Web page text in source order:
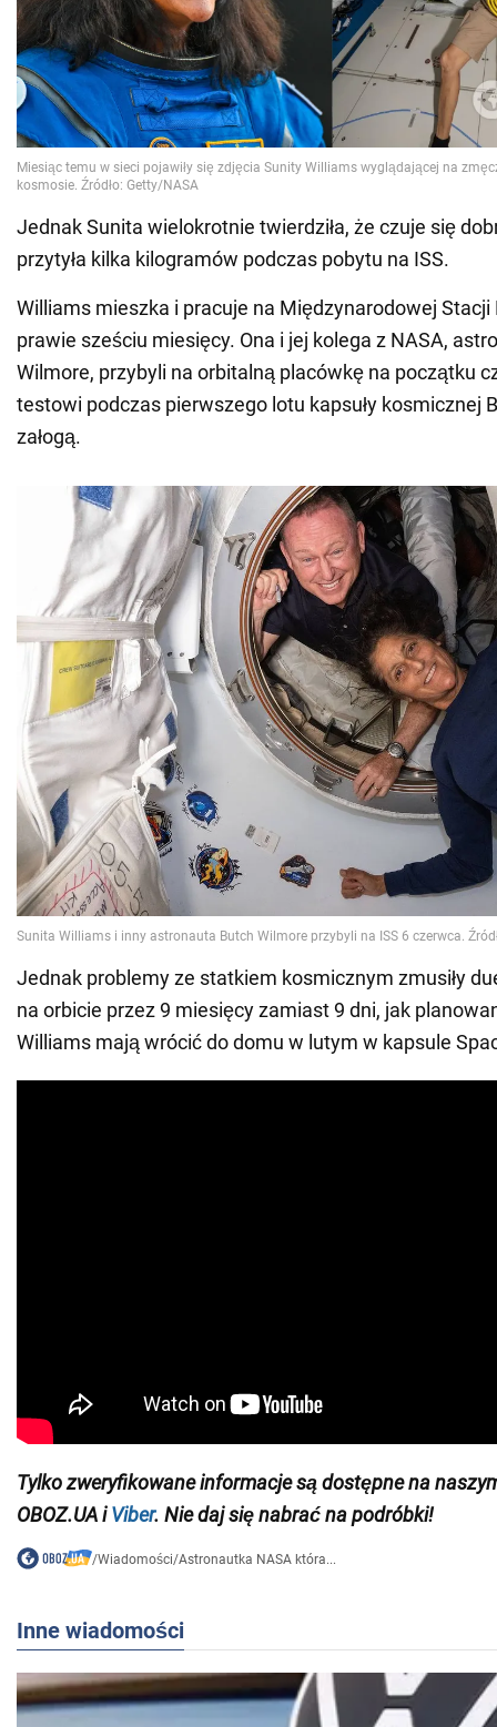
Jednak Sunita wielokrotnie twierdziła, że czuje się
przytyła kilka kilogramów podczas pobytu na ISS.
Williams mieszka i pracuje na Międzynarodowej Stacji
prawie sześciu miesięcy. Ona i jej kolega z NASA,
Wilmore, przybyli na orbitalną placówkę na początku
testowi podczas pierwszego lotu kapsuły kosmicznej
załogą.
Jednak problemy ze statkiem kosmicznym zmusiły
na orbicie przez 9 miesięcy zamiast 9 dni, jak
Williams mają wrócić do domu w lutym w kapsule
Tylko zweryfikowane informacje są dostępne na
OBOZ.UA iViber. Nie daj się nabrać na podróbki!
/Wiadomości/Astronautka NASA która...
Inne wiadomości